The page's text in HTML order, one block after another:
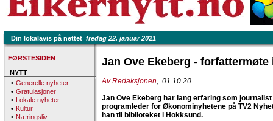
Din lokalavis på nettet fredag 22. januar 2021
FØRSTESIDEN
NYTT
• Generelle nyheter
• Gratulasjoner
• Lokale nyheter
• Kultur
• Næringsliv
Jan Ove Ekeberg - forfattermøte
Av Redaksjonen, 01.10.20
Jan Ove Ekeberg har lang erfaring som
programleder for Økonominyhetene på TV2
han til biblioteket i Hokksund.